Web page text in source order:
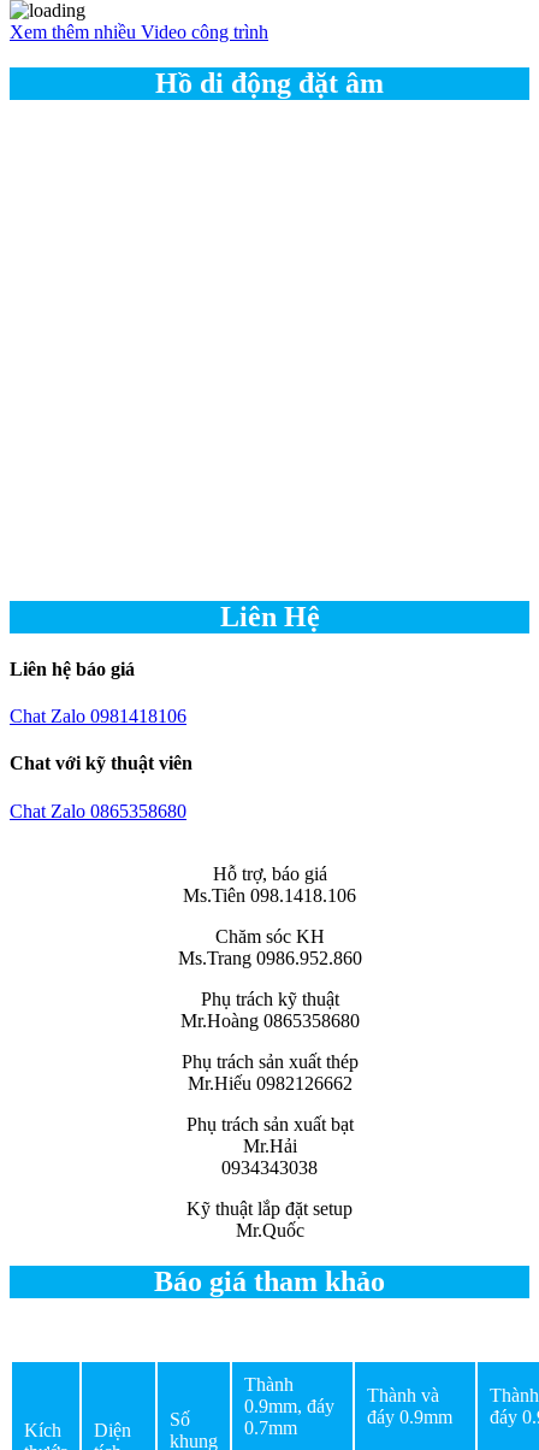
Xem thêm nhiều Video công trình
Hồ di động đặt âm
Liên Hệ
Liên hệ báo giá
Chat Zalo 0981418106
Chat với kỹ thuật viên
Chat Zalo 0865358680
Hỗ trợ, báo giá
Ms.Tiên 098.1418.106
Chăm sóc KH
Ms.Trang 0986.952.860
Phụ trách kỹ thuật
Mr.Hoàng 0865358680
Phụ trách sản xuất thép
Mr.Hiếu 0982126662
Phụ trách sản xuất bạt
Mr.Hải
0934343038
Kỹ thuật lắp đặt setup
Mr.Quốc
Báo giá tham khảo
Kích
Diện
Số
khung
Thành
0.9mm, đáy
0.7mm
Thành và
đáy 0.9mm
đáy